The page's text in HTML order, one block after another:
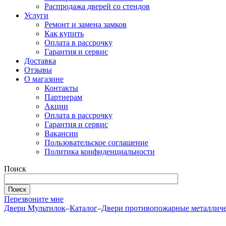
Распродажа дверей со стендов
Услуги
Ремонт и замена замков
Как купить
Оплата в рассрочку
Гарантия и сервис
Доставка
Отзывы
О магазине
Контакты
Партнерам
Акции
Оплата в рассрочку
Гарантия и сервис
Вакансии
Пользовательское соглашение
Политика конфиденциальности
Поиск
Перезвоните мне
Двери Мультилок–Каталог–Двери противопожарные